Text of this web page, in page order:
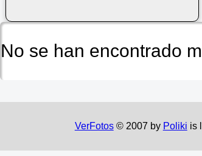
No se han encontrado
VerFotos© 2007 by Poliki is